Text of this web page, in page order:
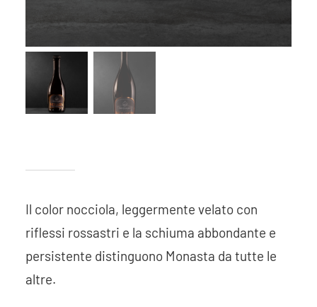
Il color nocciola, leggermente velato con
riflessi rossastri e la schiuma abbondante e
persistente distinguono Monasta da tutte le
altre.